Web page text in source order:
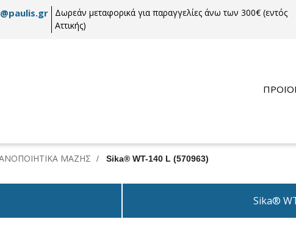
Δωρεάν μεταφορικά για παραγγελίες άνω των 300€ (εντός
Αττικής)
ΜΑΖΗΣ / Sika® WT-140 L (570963)
Sika®